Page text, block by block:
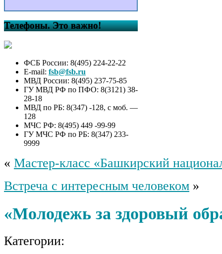
Телефоны. Это важно!
ФСБ России: 8(495) 224-22-22
E-mail: fsb@fsb.ru
МВД России: 8(495) 237-75-85
ГУ МВД РФ по ПФО: 8(3121) 38-
28-18
МВД по РБ: 8(347) -128, с моб. —
128
МЧС РФ: 8(495) 449 -99-99
ГУ МЧС РФ по РБ: 8(347) 233-
9999
« Мастер-класс «Башкирский
Встреча с интересным человеком »
«Молодежь за здоровый
Категории: